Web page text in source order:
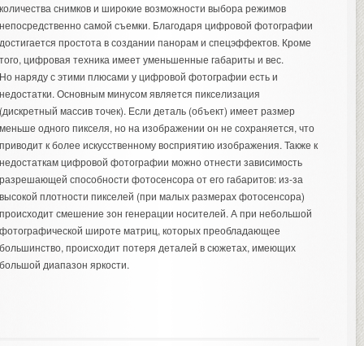
снимков и широкие возможности выбора режимов
самой съемки. Благодаря цифровой фотографии
простота в создании панорам и спецэффектов. Кроме
цифровая техника имеет уменьшенные габариты и вес.
наряду с этими плюсами у цифровой фотографии есть и
Основным минусом является пикселизация
массив точек). Если деталь (объект) имеет размер
одного пикселя, но на изображении он не сохраняется, что
к более искусственному восприятию изображения. Также к
цифровой фотографии можно отнести зависимость
способности фотосенсора от его габаритов: из-за
плотности пикселей (при малых размерах фотосенсора)
смешение зон генерации носителей. А при небольшой
широте матриц, которых преобладающее
происходит потеря деталей в сюжетах, имеющих
диапазон яркости.